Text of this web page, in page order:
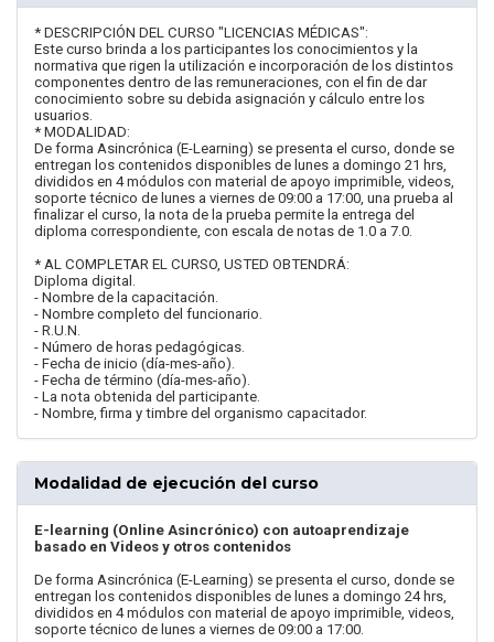
* DESCRIPCIÓN DEL CURSO "LICENCIAS MÉDICAS":
Este curso brinda a los participantes los conocimientos y la
normativa que rigen la utilización e incorporación de los distintos
componentes dentro de las remuneraciones, con el fin de dar
conocimiento sobre su debida asignación y cálculo entre los
usuarios.
* MODALIDAD:
De forma Asincrónica (E-Learning) se presenta el curso, donde se
entregan los contenidos disponibles de lunes a domingo 21 hrs,
divididos en 4 módulos con material de apoyo imprimible, videos,
soporte técnico de lunes a viernes de 09:00 a 17:00, una prueba al
finalizar el curso, la nota de la prueba permite la entrega del
diploma correspondiente, con escala de notas de 1.0 a 7.0.
* AL COMPLETAR EL CURSO, USTED OBTENDRÁ:
Diploma digital.
- Nombre de la capacitación.
- Nombre completo del funcionario.
- R.U.N.
- Número de horas pedagógicas.
- Fecha de inicio (día-mes-año).
- Fecha de término (día-mes-año).
- La nota obtenida del participante.
- Nombre, firma y timbre del organismo capacitador.
Modalidad de ejecución del curso
E-learning (Online Asincrónico) con autoaprendizaje
basado en Videos y otros contenidos
De forma Asincrónica (E-Learning) se presenta el curso, donde se
entregan los contenidos disponibles de lunes a domingo 24 hrs,
divididos en 4 módulos con material de apoyo imprimible, videos,
soporte técnico de lunes a viernes de 09:00 a 17:00.